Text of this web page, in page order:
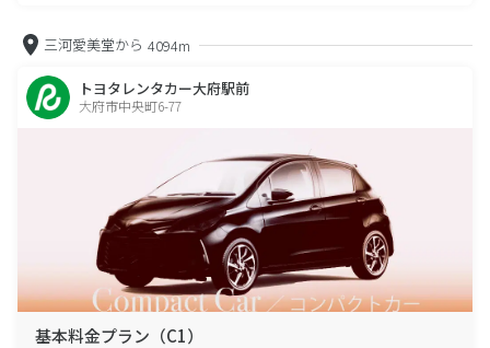
三河愛美堂から 4094m
トヨタレンタカー大府駅前
大府市中央町6-77
基本料金プラン（C1）